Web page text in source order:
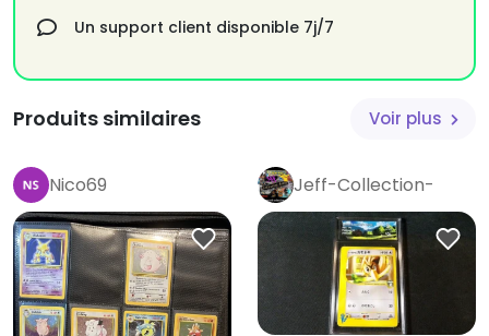
Pokemon / Cartes pokemon / Méga-Evolution / Héros
Transcendants
Un support client disponible 7j/7
Produits similaires Voir plus
Nico69
Jeff-Collection-
Rétro Pro